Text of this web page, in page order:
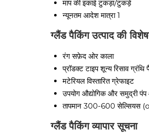
माप की इकाई टुकड़ा/टुकड़े
न्यूनतम आदेश मात्रा 1
ग्लैंड पैकिंग उत्पाद की
रंग सफ़ेद ओर काला
प्रॉडक्ट टाइप शून्य रिसाव ग्रंथि
मटेरियल विस्तारित ग्रेफाइट
उपयोग औद्योगिक और समुद्री पंप
तापमान 300-600 सेल्सियस
ग्लैंड पैकिंग व्यापार सूचना